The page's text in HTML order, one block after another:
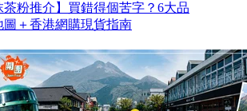
茶粉推介】買錯得個苦字？6大品
圖＋香港網購現貨指南